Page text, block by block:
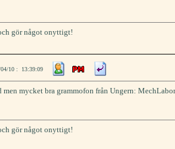
gör något onyttigt!
04/10 : 13:39:09
men mycket bra grammofon från Ungern:
gör något onyttigt!